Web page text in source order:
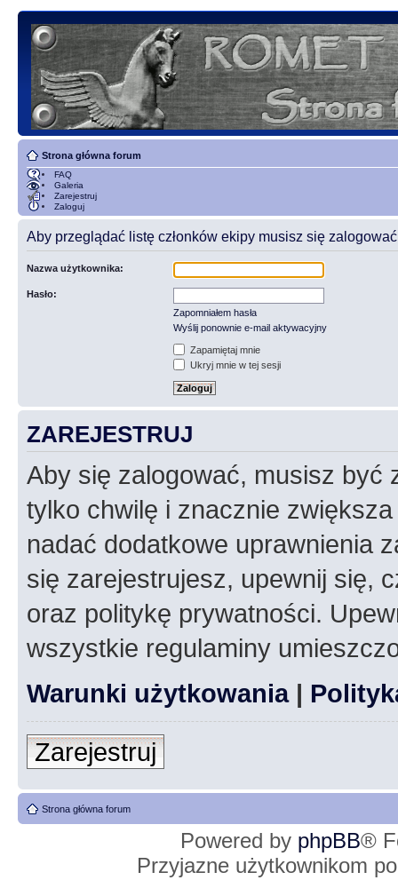
Strona główna forum
FAQ
Galeria
Zarejestruj
Zaloguj
Aby przeglądać listę członków ekipy musisz się
Nazwa użytkownika:
Hasło:
Zapomniałem hasła
Wyślij ponownie e-mail aktywacyjny
Zapamiętaj mnie
Ukryj mnie w tej sesji
ZAREJESTRUJ
Aby się zalogować, musisz być
tylko chwilę i znacznie
nadać dodatkowe uprawnienia
się zarejestrujesz, upewnij się,
oraz politykę prywatności.
wszystkie regulaminy
Warunki użytkowania|
Zarejestruj
Strona główna forum
Powered by phpBB®
Przyjazne użytkownikom